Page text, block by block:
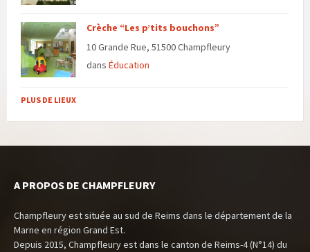
Crèche “Les p’tits bouchons”
10 Grande Rue, 51500 Champfleury
dans Éducation
PLUS DE LIEUX
A PROPOS DE CHAMPFLEURY
Champfleury est située au sud de Reims dans le département de la
Marne en région Grand Est.
Depuis 2015, Champfleury est dans le canton de Reims-4 (N°14) du